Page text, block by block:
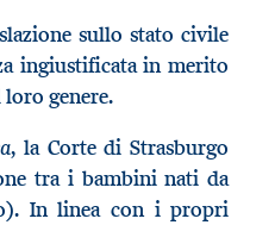
sullo stato civile
ingiustificata in merito
genere.
, la Corte di Strasburgo
tra i bambini nati da
In linea con i propri